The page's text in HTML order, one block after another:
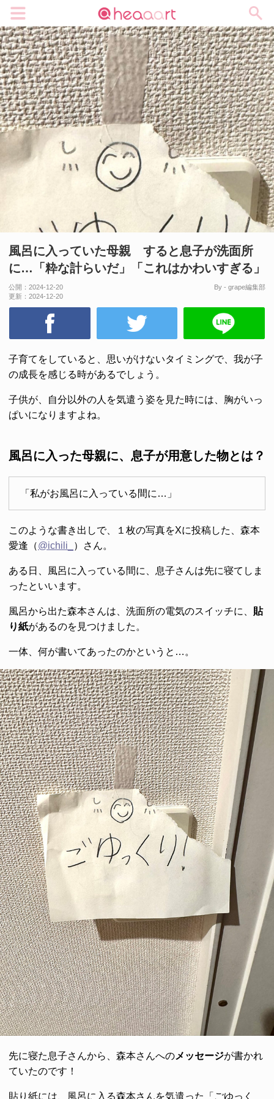
風呂に入っていた母親 すると息子が洗面所
に…「粋な計らいだ」「これはかわいすぎる」
公開： 2024-12-20
更新： 2024-12-20
By - grape編集部
子育てをしていると、思いがけないタイミングで、我が子
の成長を感じる時があるでしょう。
子供が、自分以外の人を気遣う姿を見た時には、胸がいっ
ぱいになりますよね。
風呂に入った母親に、息子が用意した物とは？
「私がお風呂に入っている間に…」
このような書き出しで、１枚の写真をXに投稿した、森本
愛逢（@ichili_ ）さん。
ある日、風呂に入っている間に、息子さんは先に寝てしま
ったといいます。
風呂から出た森本さんは、洗面所の電気のスイッチに、 貼
り紙があるのを見つけました。
一体、何が書いてあったのかというと…。
先に寝た息子さんから、森本さんへのメッセージが書かれ
ていたのです！
貼り紙には、風呂に入る森本さんを気遣った「ごゆっく